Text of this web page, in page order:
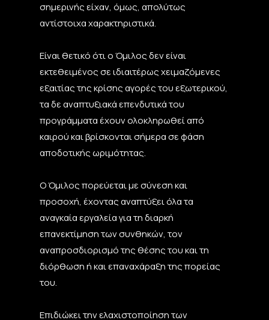
σημερινής είχαν, όμως, απολύτως
αντίστοιχα χαρακτηριστικά.
Είναι θετικό ότι ο Όμιλος δεν είναι
εκτεθειμένος σε ιδιαιτέρως χειμαζόμενες
εξαιτίας της κρίσης αγορές του εξωτερικού,
τα δε αναπτυξιακά επενδυτικά του
προγράμματα έχουν ολοκληρωθεί από
καιρού και βρίσκονται σήμερα σε φάση
αποδοτικής ωριμότητας.
Ο Όμιλος πορεύεται με σύνεση και
προσοχή, έχοντας αναπτύξει όλα τα
αναγκαία εργαλεία για τη διαρκή
επανεκτίμηση των συνθηκών, τον
αναπροσδιορισμό της θέσης του και τη
διόρθωση ή και επαναχάραξη της πορείας
του.
Επιδιώκει την ελαχιστοποίηση των